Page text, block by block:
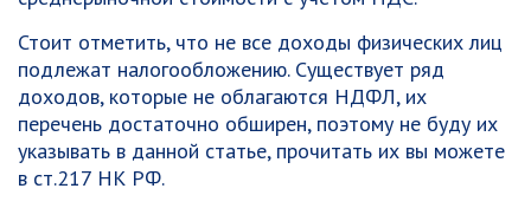
Стоит отметить, что не все доходы физических лиц
подлежат налогообложению. Существует ряд
доходов, которые не облагаются НДФЛ, их
перечень достаточно обширен, поэтому не буду их
указывать в данной статье, прочитать их вы можете
в ст.217 НК РФ.